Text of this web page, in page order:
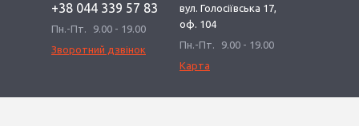
+38 044 339 57 83
Пн.-Пт.
9.00 - 19.00
Зворотний дзвінок
вул. Голосіївська 17,
оф. 104
Пн.-Пт.
9.00 - 19.00
Карта